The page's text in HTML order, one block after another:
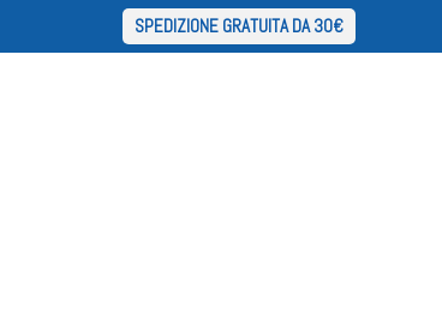
SPEDIZIONE GRATUITA DA 30€